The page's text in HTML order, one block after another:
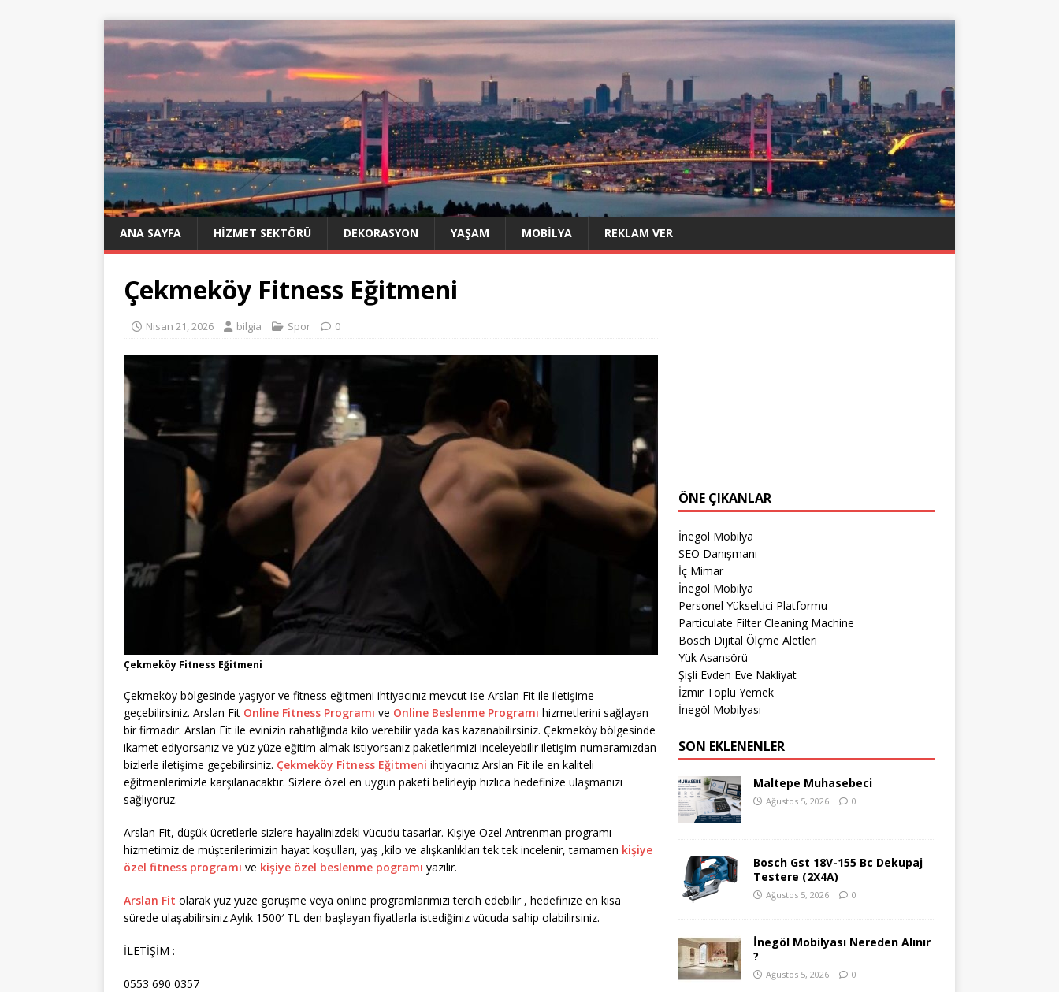
ANA SAYFA HIZMET SEKTÖRÜ DEKORASYON YAŞAM MOBILYA REKLAM VER
Çekmeköy Fitness Eğitmeni
Nisan 21, 2026 bilgia Spor 0
Çekmeköy Fitness Eğitmeni
Çekmeköy bölgesinde yaşıyor ve fitness eğitmeni ihtiyacınız mevcut ise Arslan Fit ile iletişime
geçebilirsiniz. Arslan Fit Online Fitness Programı ve Online Beslenme Programı hizmetlerini sağlayan
bir firmadır. Arslan Fit ile evinizin rahatlığında kilo verebilir yada kas kazanabilirsiniz. Çekmeköy bölgesinde
ikamet ediyorsanız ve yüz yüze eğitim almak istiyorsanız paketlerimizi inceleyebilir iletişim numaramızdan
bizlerle iletişime geçebilirsiniz. Çekmeköy Fitness Eğitmeni ihtiyacınız Arslan Fit ile en kaliteli
eğitmenlerimizle karşılanacaktır. Sizlere özel en uygun paketi belirleyip hızlıca hedefinize ulaşmanızı
sağlıyoruz.
Arslan Fit, düşük ücretlerle sizlere hayalinizdeki vücudu tasarlar. Kişiye Özel Antrenman programı
hizmetimiz de müşterilerimizin hayat koşulları, yaş ,kilo ve alışkanlıkları tek tek incelenir, tamamen kişiye
özel fitness programı ve kişiye özel beslenme pogramı yazılır.
Arslan Fit olarak yüz yüze görüşme veya online programlarımızı tercih edebilir , hedefinize en kısa
sürede ulaşabilirsiniz.Aylık 1500′ TL den başlayan fiyatlarla istediğiniz vücuda sahip olabilirsiniz.
İLETİŞİM :
0553 690 0357
ÖNE ÇIKANLAR
İnegöl Mobilya
SEO Danışmanı
İç Mimar
İnegöl Mobilya
Personel Yükseltici Platformu
Particulate Filter Cleaning Machine
Bosch Dijital Ölçme Aletleri
Yük Asansörü
Şişli Evden Eve Nakliyat
İzmir Toplu Yemek
İnegöl Mobilyası
SON EKLENENLER
Maltepe Muhasebeci
Ağustos 5, 2026 0
Bosch Gst 18V-155 Bc Dekupaj
Testere (2X4A)
Ağustos 5, 2026 0
İnegöl Mobilyası Nereden Alınır
?
Ağustos 5, 2026 0